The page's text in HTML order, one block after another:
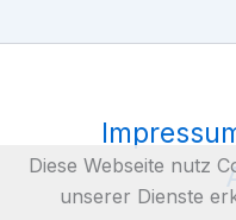
Diese Webseite nutz
unserer Dienste